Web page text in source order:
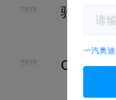
驰远
Cupra
一汽奥迪